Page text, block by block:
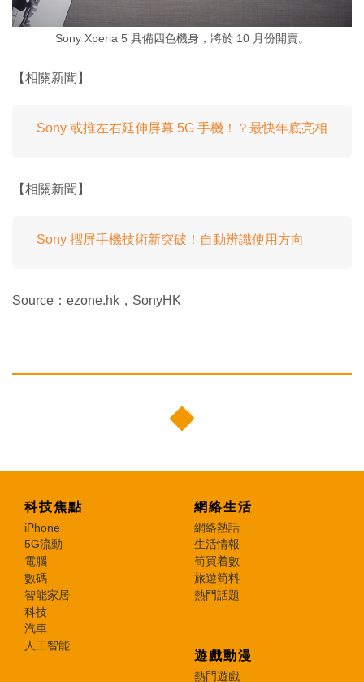
Sony Xperia 5 具備四色機身，將於 10 月份開賣。
【相關新聞】
Sony 或推左右延伸屏幕 5G 手機！？最快年底亮相
【相關新聞】
Sony 摺屏手機技術新突破！自動辨識使用方向
Source：ezone.hk，SonyHK
科技焦點
iPhone
5G流動
電腦
數碼
智能家居
科技
汽車
人工智能
網絡生活
網絡熱話
生活情報
筍買着數
旅遊筍料
熱門話題
遊戲動漫
熱門遊戲